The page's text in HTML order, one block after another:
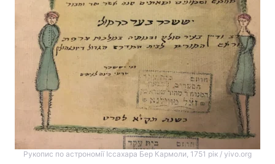
Цікавинки
Екологія Регіони
Лонгріди
Відео з Youtube Статті
Інтерв'ю Думки
Архів Вакансії
Рукопис по астрономії Іссахара Бер Кармоли, 1751 рік / yivo.org